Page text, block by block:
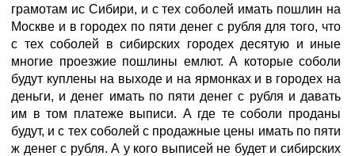
грамотам ис Сибири, и с тех соболей имать пошлин на
Москве и в городех по пяти денег с рубля для того, что
с тех соболей в сибирских городех десятую и иные
многие проезжие пошлины емлют. А которые соболи
будут куплены на выходе и на ярмонках и в городех на
деньги, и денег имать по пяти денег с рубля и давать
им в том платеже выписи. А где те соболи проданы
будут, и с тех соболей с продажные цены имать по пяти
ж денег с рубля. А у кого выписей не будет и сибирских